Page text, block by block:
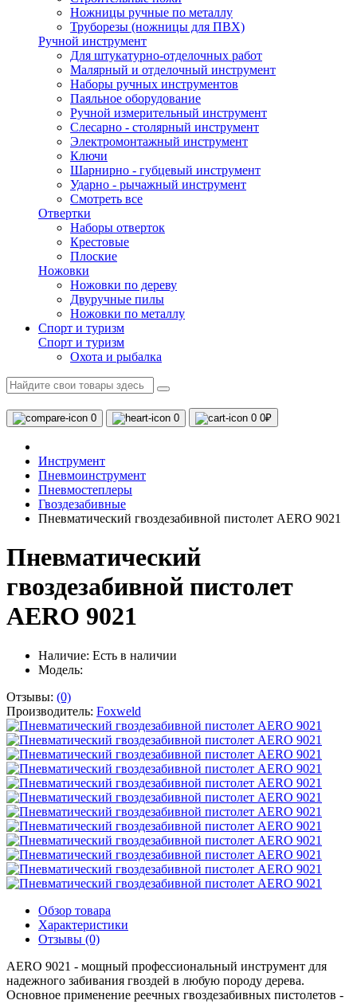
Ножницы ручные по металлу
Труборезы (ножницы для ПВХ)
Ручной инструмент
Для штукатурно-отделочных работ
Малярный и отделочный инструмент
Наборы ручных инструментов
Паяльное оборудование
Ручной измерительный инструмент
Слесарно - столярный инструмент
Электромонтажный инструмент
Ключи
Шарнирно - губцевый инструмент
Ударно - рычажный инструмент
Смотреть все
Отвертки
Наборы отверток
Крестовые
Плоские
Ножовки
Ножовки по дереву
Двуручные пилы
Ножовки по металлу
Спорт и туризм
Спорт и туризм
Охота и рыбалка
0 0 0 0₽
Инструмент
Пневмоинструмент
Пневмостеплеры
Гвоздезабивные
Пневматический гвоздезабивной пистолет AERO 9021
Пневматический
гвоздезабивной пистолет
AERO 9021
Наличие: Есть в наличии
Модель:
Отзывы: (0)
Производитель: Foxweld
Обзор товара
Характеристики
Отзывы (0)
AERO 9021 - мощный профессиональный инструмент для
надежного забивания гвоздей в любую породу дерева.
Основное применение реечных гвоздезабивных пистолетов -